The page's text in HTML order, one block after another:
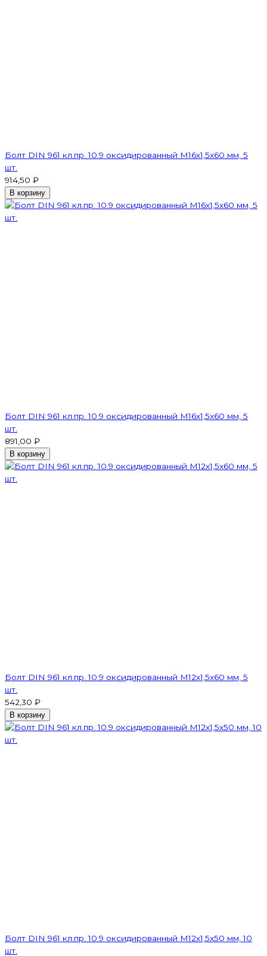
Болт DIN 961 кл.пр. 10.9 оксидированный М16х1,5х60 мм, 5
шт.
914,50 ₽
В корзину
Болт DIN 961 кл.пр. 10.9 оксидированный М16х1,5х60 мм, 5
шт.
891,00 ₽
В корзину
Болт DIN 961 кл.пр. 10.9 оксидированный М12х1,5х60 мм, 5
шт.
542,30 ₽
В корзину
Болт DIN 961 кл.пр. 10.9 оксидированный М12х1,5х50 мм, 10
шт.